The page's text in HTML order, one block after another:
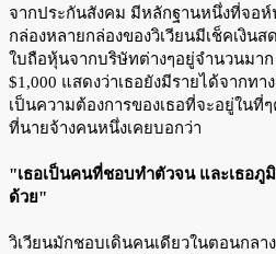
จากประกันสังคม มีหลักฐานหนึ่งที่จอ
กล่องหลายกล่องของวิเวียนมีเช็คเงิน
ใบถือหุ้นจากบริษัทต่างๆอยู่จำนวนมาก
$1,000 แสดงว่าเธอยังมีรายได้จากทา
เป็นความต้องการของเธอที่จะอยู่ในที่
ที่นายจ้างคนหนึ่งเคยบอกว่า
"เธอเป็นคนที่ชอบทำตัวจน และเธอภู
ด้วย"
วิเวียนมักชอบเดินคนเดียวในตอนกล